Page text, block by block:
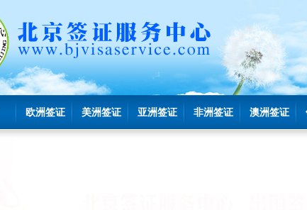
欧洲签证 美洲签证 亚洲签证 非洲签证 澳洲签证